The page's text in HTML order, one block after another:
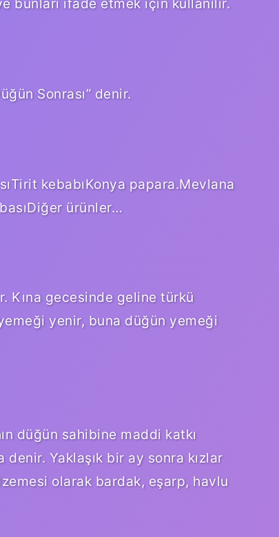
bunları ifade etmek için kullanılır.
Sonrası” denir.
kebabıKonya papara.Mevlana
ürünler…
Kına gecesinde geline türkü
yenir, buna düğün yemeği
düğün sahibine maddi katkı
Yaklaşık bir ay sonra kızlar
olarak bardak, eşarp, havlu